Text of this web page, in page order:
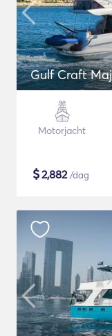
Gulf Craft
Motorjacht
$2,882/dag